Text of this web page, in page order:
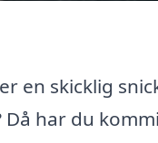
en skicklig
Då har du